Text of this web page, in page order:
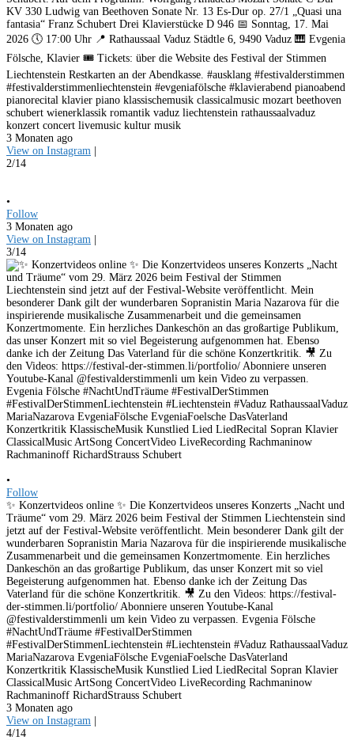
KV 330 Ludwig van Beethoven Sonate Nr. 13 Es-Dur op. 27/1 „Quasi una
fantasia“ Franz Schubert Drei Klavierstücke D 946 📅 Sonntag, 17. Mai
2026 🕔 17:00 Uhr 📍 Rathaussaal Vaduz Städtle 6, 9490 Vaduz 🎹 Evgenia
Fölsche, Klavier 🎟️ Tickets: über die Website des Festival der Stimmen
Liechtenstein Restkarten an der Abendkasse. #ausklang #festivalderstimmen
#festivalderstimmenliechtenstein #evgeniafölsche #klavierabend pianoabend
pianorecital klavier piano klassischemusik classicalmusic mozart beethoven
schubert wienerklassik romantik vaduz liechtenstein rathaussaalvaduz
konzert concert livemusic kultur musik
3 Monaten ago
View on Instagram |
2/14
•
Follow
3 Monaten ago
View on Instagram |
3/14
•
Follow
✨ Konzertvideos online ✨ Die Konzertvideos unseres Konzerts „Nacht und
Träume“ vom 29. März 2026 beim Festival der Stimmen Liechtenstein sind
jetzt auf der Festival-Website veröffentlicht. Mein besonderer Dank gilt der
wunderbaren Sopranistin Maria Nazarova für die inspirierende musikalische
Zusammenarbeit und die gemeinsamen Konzertmomente. Ein herzliches
Dankeschön an das großartige Publikum, das unser Konzert mit so viel
Begeisterung aufgenommen hat. Ebenso danke ich der Zeitung Das
Vaterland für die schöne Konzertkritik. 🎥 Zu den Videos: https://festival-
der-stimmen.li/portfolio/ Abonniere unseren Youtube-Kanal
@festivalderstimmenli um kein Video zu verpassen. Evgenia Fölsche
#NachtUndTräume #FestivalDerStimmen
#FestivalDerStimmenLiechtenstein #Liechtenstein #Vaduz RathaussaalVaduz
MariaNazarova EvgeniaFölsche EvgeniaFoelsche DasVaterland
Konzertkritik KlassischeMusik Kunstlied Lied LiedRecital Sopran Klavier
ClassicalMusic ArtSong ConcertVideo LiveRecording Rachmaninow
Rachmaninoff RichardStrauss Schubert
3 Monaten ago
View on Instagram |
4/14